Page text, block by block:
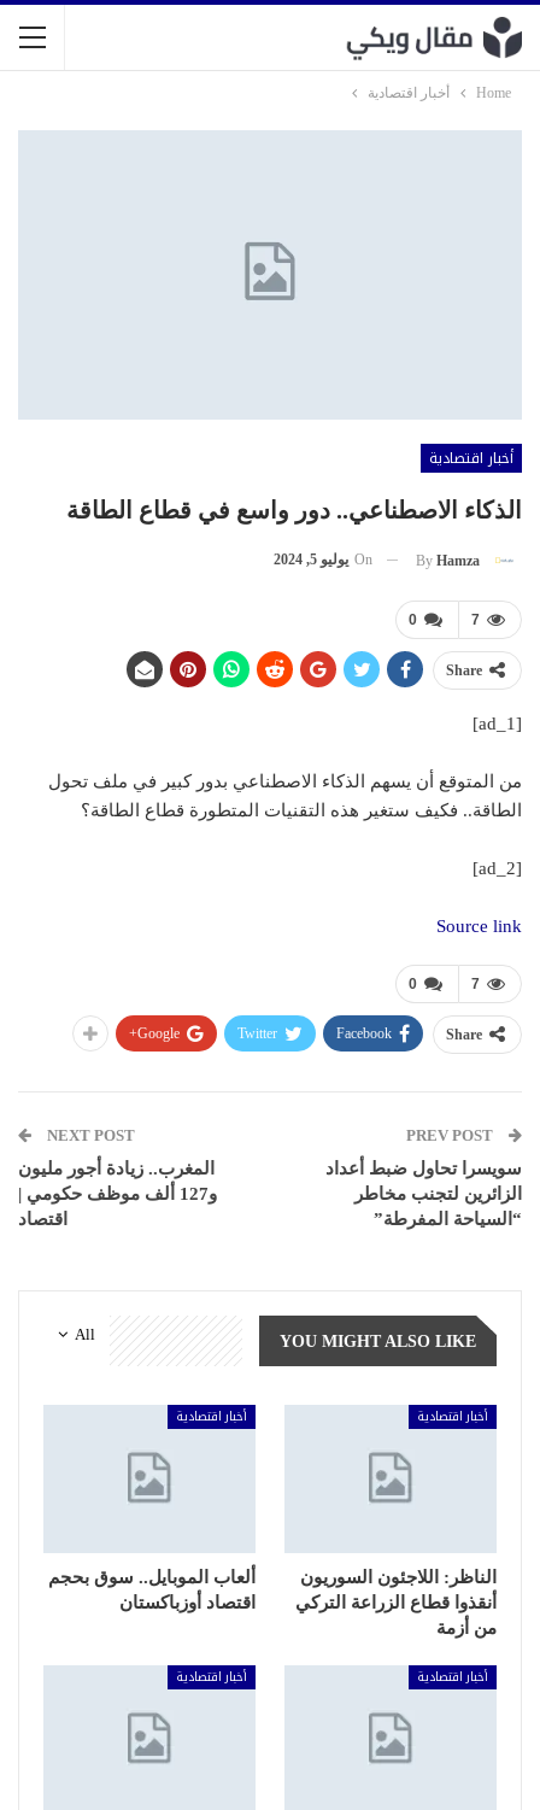
Home أخبار اقتصادية
أخبار اقتصادية
الذكاء الاصطناعي.. دور واسع في قطاع الطاقة
By Hamza
On يوليو 5, 2024
0 7
Share
[ad_1]
من المتوقع أن يسهم الذكاء الاصطناعي بدور كبير في ملف تحول
الطاقة.. فكيف ستغير هذه التقنيات المتطورة قطاع الطاقة؟
[ad_2]
Source link
0 7
Share
Facebook
Twitter
Google+
سويسرا تحاول ضبط أعداد
الزائرين لتجنب مخاطر
“السياحة المفرطة”
NEXT POST
المغرب.. زيادة أجور مليون
و127 ألف موظف حكومي |
اقتصاد
All YOU MIGHT ALSO LIKE
أخبار اقتصادية
الناظر: اللاجئون السوريون
أنقذوا قطاع الزراعة التركي
من أزمة
أخبار اقتصادية
ألعاب الموبايل.. سوق بحجم
اقتصاد أوزباكستان
أخبار اقتصادية أخبار اقتصادية